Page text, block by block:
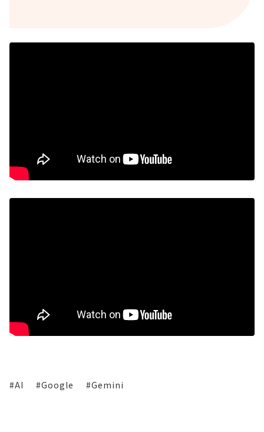
#AI #Google #Gemini